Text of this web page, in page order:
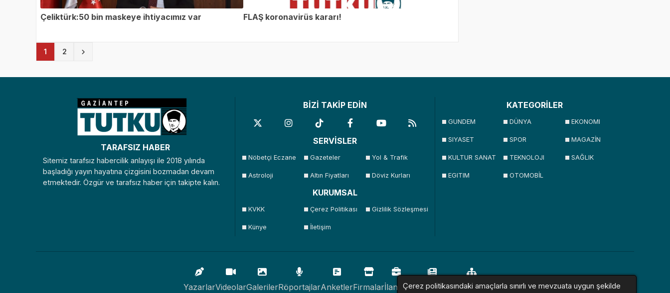
Çeliktürk:50 bin maskeye ihtiyacımız var FLAŞ koronavirüs kararı!
1 (current)
2
TARAFSIZ HABER
Sitemiz tarafsız habercilik anlayışı ile 2018 yılında
başladığı yayın hayatına çizgisini bozmadan devam
etmektedir. Özgür ve tarafsız haber için takipte kalın.
BİZİ TAKİP EDİN
SERVİSLER
Nöbetçi Eczane Gazeteler Yol & Trafik
Astroloji Altın Fiyatları Döviz Kurları
KURUMSAL
KVKK Çerez Politikası Gizlilik Sözleşmesi
Künye İletişim
KATEGORİLER
GUNDEM DÜNYA EKONOMI
SIYASET SPOR MAGAZİN
KULTUR SANAT TEKNOLOJI SAĞLIK
EGITIM OTOMOBİL
YazarlarVideolarGalerilerRöportajlarAnketlerFirmalarİlanlarResmi İlanlarSitemap
Çerez politikasındaki amaçlarla sınırlı ve mevzuata uygun şekilde